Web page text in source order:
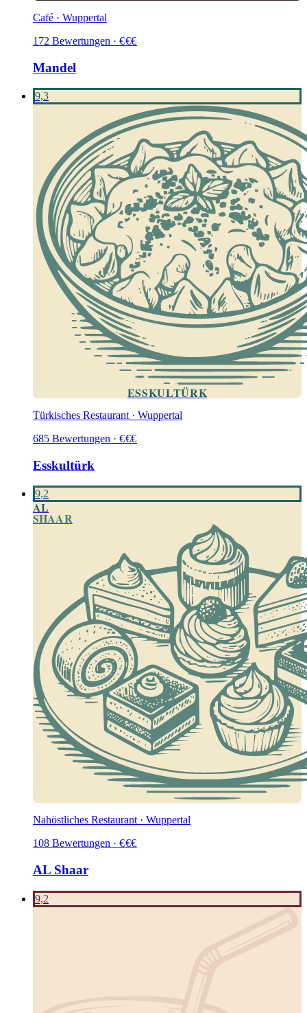
Café · Wuppertal
172 Bewertungen · €€€
Mandel
9,3
ESSKULTÜRK
Türkisches Restaurant · Wuppertal
685 Bewertungen · €€€
Esskultürk
9,2
AL
SHAAR
Nahöstliches Restaurant · Wuppertal
108 Bewertungen · €€€
AL Shaar
9,2